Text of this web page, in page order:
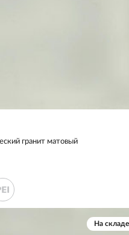
гранит матовый
На складе